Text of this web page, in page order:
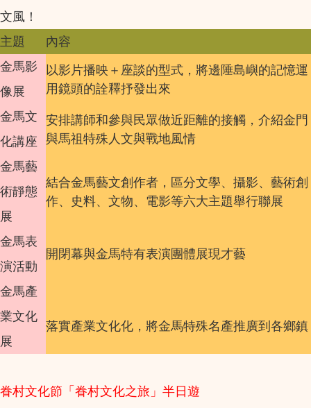
文風！
主題
內容
金馬影
像展
以影片播映＋座談的型式，將邊陲島嶼的記憶運
用鏡頭的詮釋抒發出來
金馬文
化講座
安排講師和參與民眾做近距離的接觸，介紹金門
與馬祖特殊人文與戰地風情
金馬藝
術靜態
展
結合金馬藝文創作者，區分文學、攝影、藝術創
作、史料、文物、電影等六大主題舉行聯展
金馬表
演活動
開閉幕與金馬特有表演團體展現才藝
金馬產
業文化
展
落實產業文化化，將金馬特殊名產推廣到各鄉鎮
眷村文化節「眷村文化之旅」半日遊